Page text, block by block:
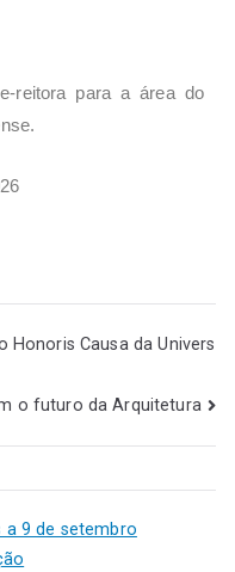
reitora para a área do
Honoris Causa da Univers
o futuro da Arquitetura
9 de setembro